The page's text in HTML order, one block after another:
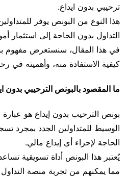
ترحيبي بدون ايداع.
هذا النوع من البونص يوفر
التداول بدون الحاجة إلى استثمار
في هذا المقال، سنستعرض مفهوم
كيفية الاستفادة منه، وأهميته في
ما المقصود بالبونص الترحيبي بدون
بونص الترحيب بدون إيداع هو عبارة
الوسيط للمتداولين الجدد بمجرد
الحاجة لإجراء أي إيداع مالي.
يُعتبر هذا البونص أداة تسويقية
مما يمكنهم من تجربة منصة